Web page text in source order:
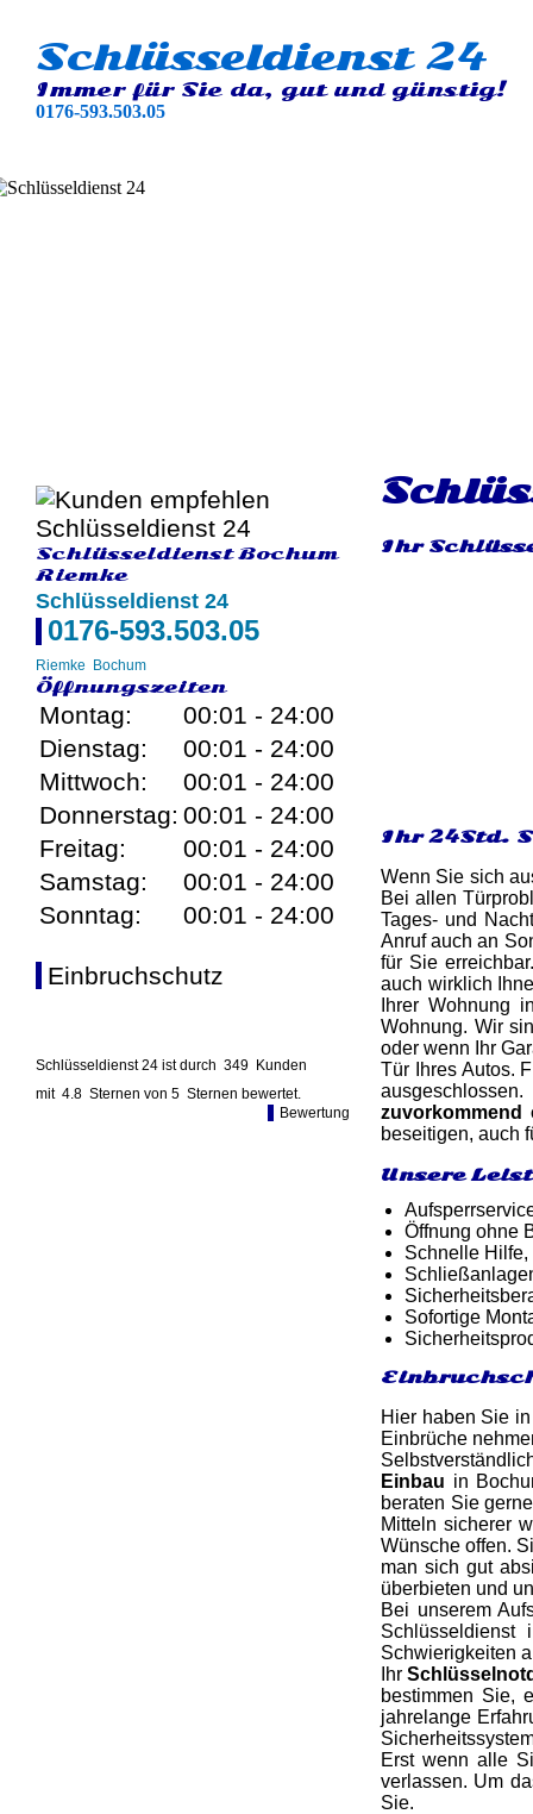
Schlüsseldienst 24
Immer für Sie da, gut und günstig!
0176-593.503.05
Schlüsseldienst Bochum
Riemke
Schlüsseldienst 24
0176-593.503.05
Riemke Bochum
Öffnungszeiten
Montag:
00:01 - 24:00
Dienstag:
00:01 - 24:00
Mittwoch:
00:01 - 24:00
Donnerstag: 00:01 - 24:00
Freitag:
00:01 - 24:00
Samstag:
00:01 - 24:00
Sonntag:
00:01 - 24:00
Einbruchschutz
Schlüsseldienst 24 ist durch 349 Kunden
mit 4.8 Sternen von 5 Sternen bewertet.
Bewertung
Ihr
Ihr 24Std.
Wenn Sie sich
Bei allen
Tages- und
Anruf auch an
für Sie
auch wirklich
Ihrer Wohnung
Wohnung. Wir
oder wenn Ihr
Tür Ihres Autos.
zuvorkommend
beseitigen, auch
Unsere
Öffnung ohne
Schnelle Hilfe,
Sofortige
Hier haben Sie
Einbrüche
Einbau in
beraten Sie
Mitteln sicherer
Wünsche offen.
man sich gut
überbieten und
Bei unserem
Schwierigkeiten
Ihr
bestimmen Sie,
jahrelange
Erst wenn alle
verlassen. Um
Sie.